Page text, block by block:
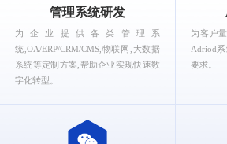
What can Ruizhi
管理系统研发
为企业提供各类管理系
统,OA/ERP/CRM/CMS,物联网,大数据
系统等定制方案,帮助企业实现快速数
字化转型。
为客户
Adriod
要求。